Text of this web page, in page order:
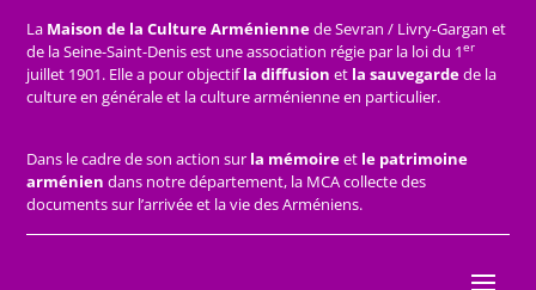
La Maison de la Culture Arméniennede Sevran / Livry-Gargan et
de la Seine-Saint-Denis est une association régie par la loi du 1er
juillet 1901. Elle a pour objectifla diffusion et la sauvegardede la
culture en générale et la culture arménienne en particulier.
Dans le cadre de son action sur la mémoireet le patrimoine
arménien dans notre département, la MCA collecte des
documents sur l’arrivée et la vie des Arméniens.